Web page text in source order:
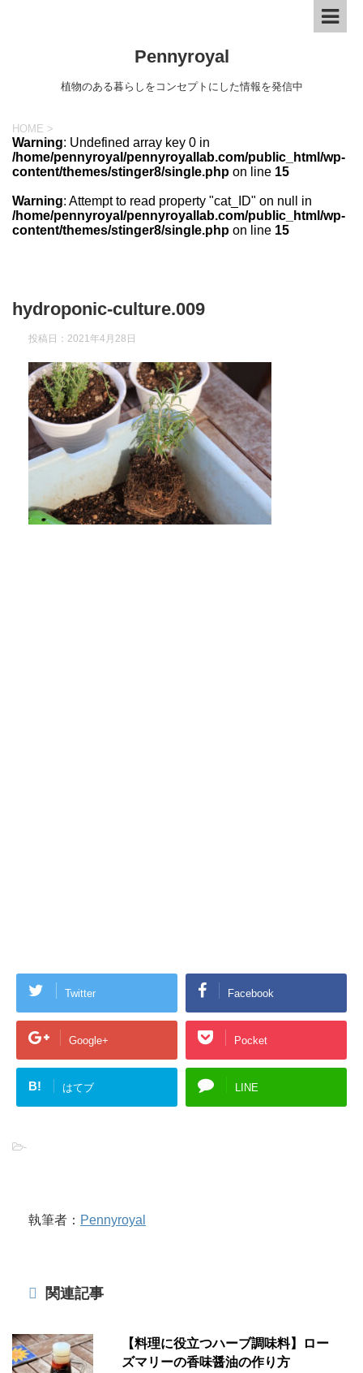
Pennyroyal
植物のある暮らしをコンセプトにした情報を発信中
HOME >
Warning: Undefined array key 0 in
/home/pennyroyal/pennyroyallab.com/public_html/wp-
content/themes/stinger8/single.php on line 15
Warning: Attempt to read property "cat_ID" on null in
/home/pennyroyal/pennyroyallab.com/public_html/wp-
content/themes/stinger8/single.php on line 15
hydroponic-culture.009
投稿日： 2021年4月28日
Twitter Facebook
Google+ Pocket
B! はてブ LINE
-
執筆者： Pennyroyal
関連記事
【料理に役立つハーブ調味料】ロー
ズマリーの香味醤油の作り方